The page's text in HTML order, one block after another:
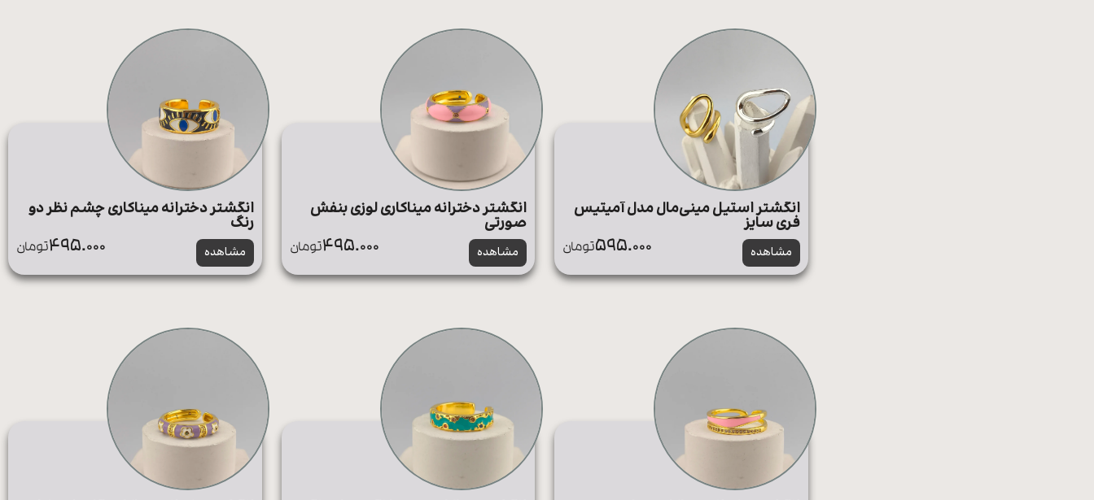
انگشتر استیل مینی‌مال مدل آمیتیس
فری سایز
مشاهده 595.000تومان
انگشتر دخترانه میناکاری لوزی بنفش
صورتی
مشاهده 495.000تومان
انگشتر دخترانه میناکاری چشم نظر دو
رنگ
مشاهده 495.000تومان